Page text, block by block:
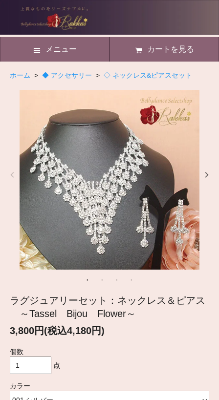
メニュー カートを見る
ホーム > ◆ アクセサリー > ◇ ネックレス&ピアスセット
ラグジュアリーセット：ネックレス＆ピアス
～Tassel Bijou Flower～
3,800円(税込4,180円)
個数
点
カラー